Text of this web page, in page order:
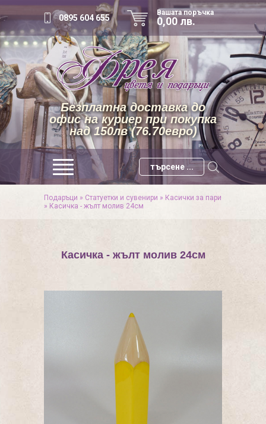
0895 604 655
Вашата поръчка
0,00 лв.
Безплатна доставка до
офис на куриер при покупка
над 150лв (76.70евро)
Подаръци » Статуетки и сувенири » Касички за пари
» Касичка - жълт молив 24см
Касичка - жълт молив 24см